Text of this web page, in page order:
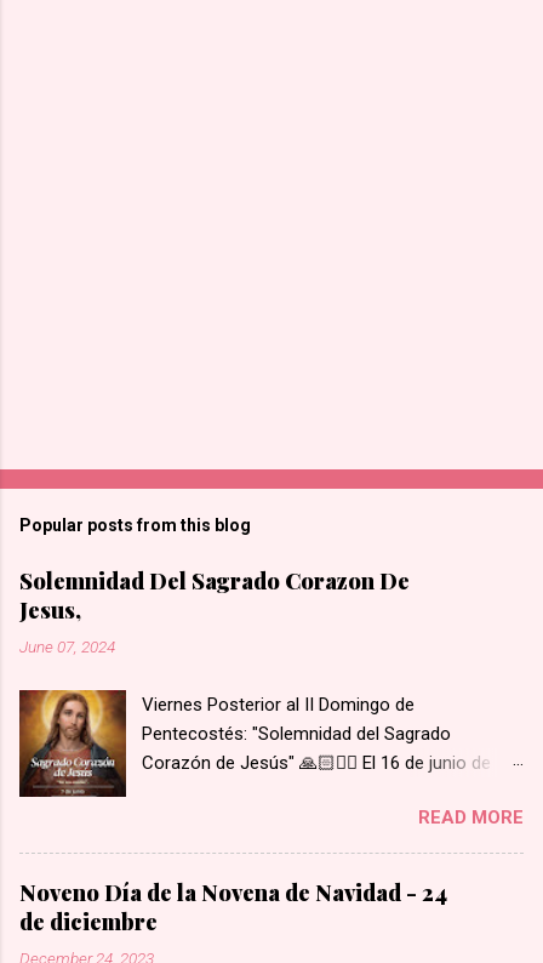
Popular posts from this blog
Solemnidad Del Sagrado Corazon De
Jesus,
June 07, 2024
Viernes Posterior al II Domingo de
Pentecostés: "Solemnidad del Sagrado
Corazón de Jesús" 🙏🏻❤️‍🔥 El 16 de junio de
su Corazón a Santa Margarita María de
Alacoque. Su Corazón estaba rodeado de
llamas de amor, coronado de espinas, con una
herida abierta de la cual brotaba sangre y, del
interior de su corazón, salía una cruz. Santa
READ MORE
Noveno Día de la Novena de Navidad - 24
de diciembre
December 24, 2023